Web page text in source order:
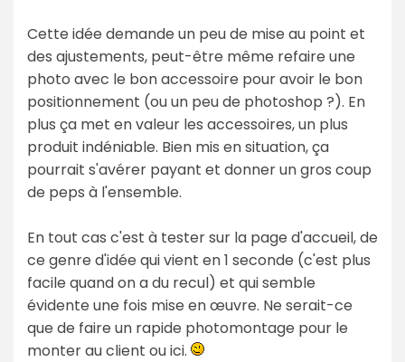
Cette idée demande un peu de mise au point et
des ajustements, peut-être même refaire une
photo avec le bon accessoire pour avoir le bon
positionnement (ou un peu de photoshop ?). En
plus ça met en valeur les accessoires, un plus
produit indéniable. Bien mis en situation, ça
pourrait s'avérer payant et donner un gros coup
de peps à l'ensemble.
En tout cas c'est à tester sur la page d'accueil, de
ce genre d'idée qui vient en 1 seconde (c'est plus
facile quand on a du recul) et qui semble
évidente une fois mise en œuvre. Ne serait-ce
que de faire un rapide photomontage pour le
monter au client ou ici.